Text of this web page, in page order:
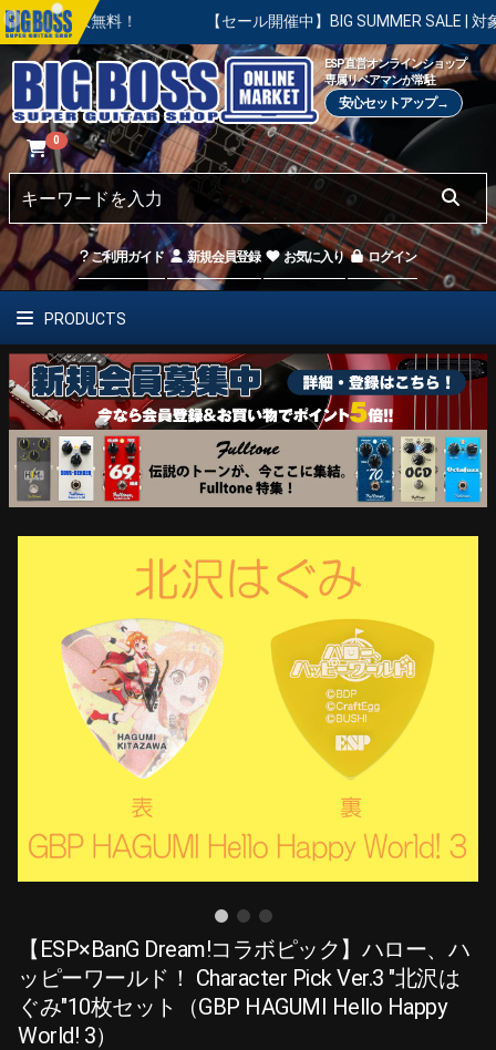
料！ 【セール開催中】BIG SUMMER SALE | 対象の商品が
ESP直営オンラインショップ
専属リペアマンが常駐
安心セットアップ→
0
ご利用ガイド 新規会員登録 お気に入り ログイン
PRODUCTS
【ESP×BanG Dream!コラボピック】ハロー、ハ
ッピーワールド！ Character Pick Ver.3 "北沢は
ぐみ"10枚セット（GBP HAGUMI Hello Happy
World! 3）